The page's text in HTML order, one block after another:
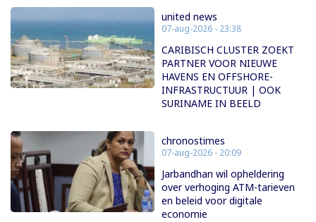
united news
07-aug-2026 - 23:38
CARIBISCH CLUSTER ZOEKT
PARTNER VOOR NIEUWE
HAVENS EN OFFSHORE-
INFRASTRUCTUUR | OOK
SURINAME IN BEELD
chronostimes
07-aug-2026 - 20:09
Jarbandhan wil opheldering
over verhoging ATM-tarieven
en beleid voor digitale
economie